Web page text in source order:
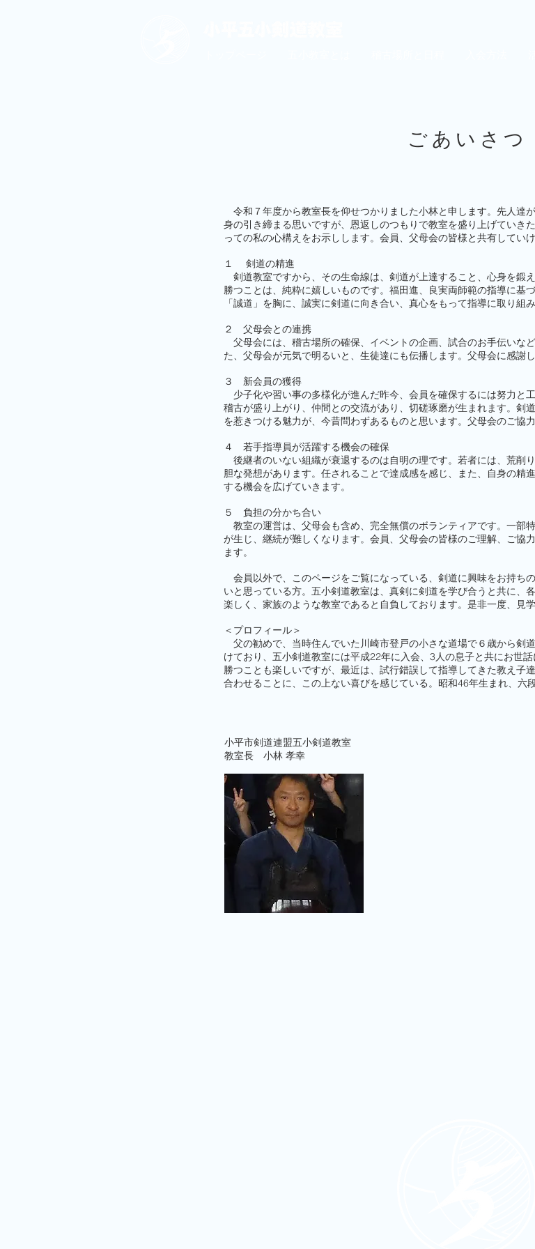
ごあいさつ
令和７年度から教室長を仰せつかりました小林と申します。先人達
身の引き締まる思いですが、恩返しのつもりで教室を盛り上げていき
っての私の心構えをお示しします。会員、父母会の皆様と共有していけ
１ 剣道の精進
剣道教室ですから、その生命線は、剣道が上達すること、心身を鍛
勝つことは、純粋に嬉しいものです。福田進、良実両師範の指導に基
「誠道」を胸に、誠実に剣道に向き合い、真心をもって指導に取り組み
２ 父母会との連携
父母会には、稽古場所の確保、イベントの企画、試合のお手伝いな
た、父母会が元気で明るいと、生徒達にも伝播します。父母会に感謝
３ 新会員の獲得
少子化や習い事の多様化が進んだ昨今、会員を確保するには努力と
稽古が盛り上がり、仲間との交流があり、切磋琢磨が生まれます。剣
を惹きつける魅力が、今昔問わずあるものと思います。父母会のご協
４ 若手指導員が活躍する機会の確保
後継者のいない組織が衰退するのは自明の理です。若者には、荒削
胆な発想があります。任されることで達成感を感じ、また、自身の精
する機会を広げていきます。
５ 負担の分かち合い
教室の運営は、父母会も含め、完全無償のボランティアです。一部
が生じ、継続が難しくなります。会員、父母会の皆様のご理解、ご協
ます。
会員以外で、このページをご覧になっている、剣道に興味をお持ち
いと思っている方。五小剣道教室は、真剣に剣道を学び合うと共に、
楽しく、家族のような教室であると自負しております。是非一度、見
＜プロフィール＞
父の勧めで、当時住んでいた川崎市登戸の小さな道場で６歳から剣
けており、五小剣道教室には平成22年に入会、3人の息子と共にお世
勝つことも楽しいですが、最近は、試行錯誤して指導してきた教え子
合わせることに、この上ない喜びを感じている。昭和46年生まれ、六段
小平市剣道連盟五小剣道教室
教室長 小林 孝幸